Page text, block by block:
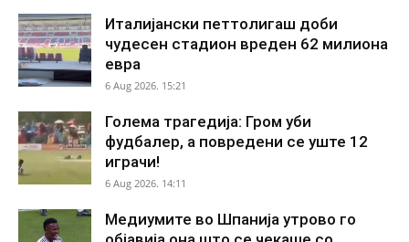
Италијански петтолигаш доби
чудесен стадион вреден 62 милиона
евра
6 Aug 2026. 15:21
Голема трагедија: Гром уби
фудбалер, а повредени се уште 12
играчи!
6 Aug 2026. 14:11
Медиумите во Шпанија утрово го